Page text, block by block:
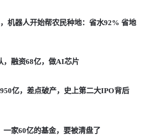
机器人开始帮农民种地：省水92% 省地
，融资68亿，做AI芯片
亿，差点破产，史上第二大IPO背后
一家60亿的基金，要被清盘了